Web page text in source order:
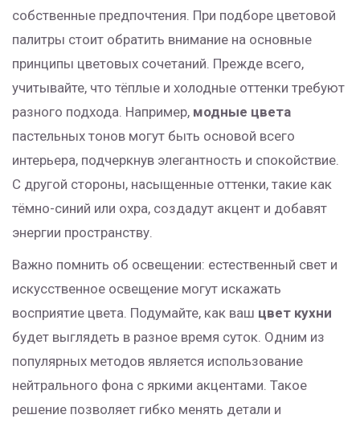
собственные предпочтения. При подборе цветовой
палитры стоит обратить внимание на основные
принципы цветовых сочетаний. Прежде всего,
учитывайте, что тёплые и холодные оттенки требуют
разного подхода. Например, модные цвета
пастельных тонов могут быть основой всего
интерьера, подчеркнув элегантность и спокойствие.
С другой стороны, насыщенные оттенки, такие как
тёмно-синий или охра, создадут акцент и добавят
энергии пространству.
Важно помнить об освещении: естественный свет и
искусственное освещение могут искажать
восприятие цвета. Подумайте, как ваш цвет кухни
будет выглядеть в разное время суток. Одним из
популярных методов является использование
нейтрального фона с яркими акцентами. Такое
решение позволяет гибко менять детали и